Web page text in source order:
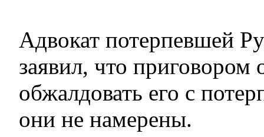
Адвокат потерпевшей
заявил, что приговором
обжалдовать его с
они не намерены.